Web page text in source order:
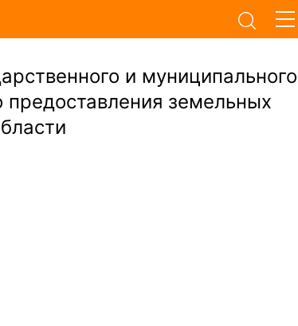
и муниципального
предоставления земельных